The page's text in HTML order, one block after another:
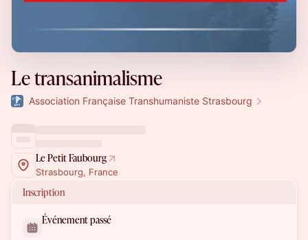
Le transanimalisme
Association Française Transhumaniste Strasbourg
Le Petit Faubourg
Strasbourg, France
Inscription
Événement passé